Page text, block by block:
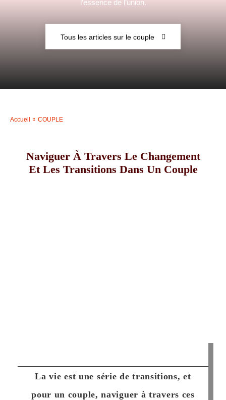
–
l’essence de l’union.
Tous les articles sur le couple
Accueil COUPLE
Naviguer À Travers Le Changement
Et Les Transitions Dans Un Couple
La vie est une série de transitions, et
pour un couple, naviguer à travers ces